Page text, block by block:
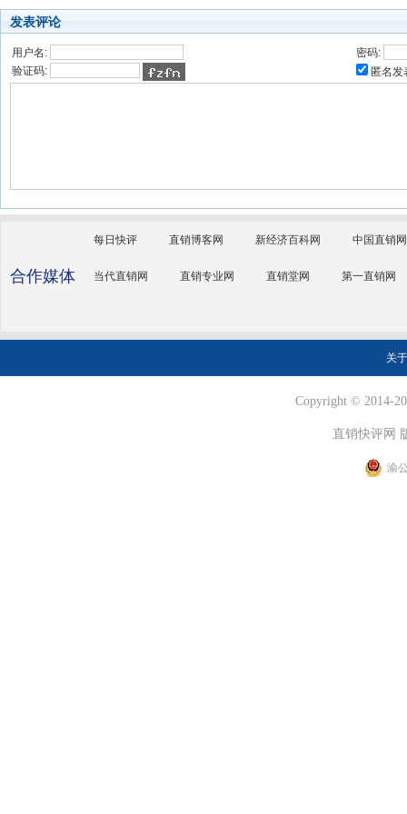
发表评论
用户名:
密码:
验证码:
匿名发
合作媒体
每日快评 直销博客网 新经济百科网 中国直销网
当代直销网 直销专业网 直销堂网 第一直销网
关
Copyright © 2014-
直销快评网
渝